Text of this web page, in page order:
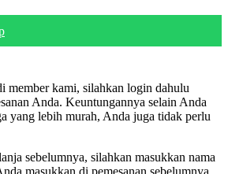
member kami, silahkan login dahulu
Anda. Keuntungannya selain Anda
yang lebih murah, Anda juga tidak perlu
sebelumnya, silahkan masukkan nama
masukkan di pemesanan sebelumnya